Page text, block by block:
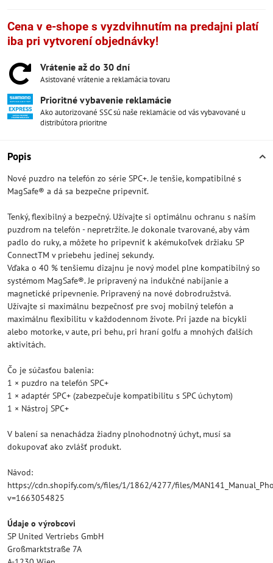
Cena v e-shope s vyzdvihnutím na predajni platí
iba pri vytvorení objednávky!
Vrátenie až do 30 dní
Asistované vrátenie a reklamácia tovaru
Prioritné vybavenie reklamácie
Ako autorizované SSC sú naše reklamácie od vás vybavované u
distribútora prioritne
Popis
Nové puzdro na telefón zo série SPC+. Je tenšie, kompatibilné s
MagSafe® a dá sa bezpečne pripevniť.
Tenký, flexibilný a bezpečný. Užívajte si optimálnu ochranu s naším
puzdrom na telefón - nepretržite. Je dokonale tvarované, aby vám
padlo do ruky, a môžete ho pripevniť k akémukoľvek držiaku SP
ConnectTM v priebehu jedinej sekundy.
Vďaka o 40 % tenšiemu dizajnu je nový model plne kompatibilný so
systémom MagSafe®. Je pripravený na indukčné nabíjanie a
magnetické pripevnenie. Pripravený na nové dobrodružstvá.
Užívajte si maximálnu bezpečnosť pre svoj mobilný telefón a
maximálnu flexibilitu v každodennom živote. Pri jazde na bicykli
alebo motorke, v aute, pri behu, pri hraní golfu a mnohých ďalších
aktivitách.
Čo je súčasťou balenia:
1 × puzdro na telefón SPC+
1 × adaptér SPC+ (zabezpečuje kompatibilitu s SPC úchytom)
1 × Nástroj SPC+
V balení sa nenachádza žiadny plnohodnotný úchyt, musí sa
dokupovať ako zvlášť produkt.
Návod:
https://cdn.shopify.com/s/files/1/1862/4277/files/
v=1663054825
Údaje o výrobcovi
SP United Vertriebs GmbH
Großmarktstraße 7A